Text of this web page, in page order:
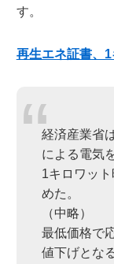
す。
再生エネ証書、
経済産業省
による電気
1キロワッ
めた。
（中略）
最低価格で
値下げとなる